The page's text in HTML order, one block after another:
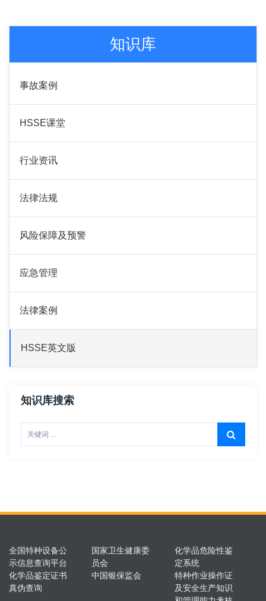
知识库
事故案例
HSSE课堂
行业资讯
法律法规
风险保障及预警
应急管理
法律案例
HSSE英文版
知识库搜索
全国特种设备公
示信息查询平台
国家卫生健康委
员会
化学品危险性鉴
定系统
化学品鉴定证书
真伪查询
中国银保监会
特种作业操作证
及安全生产知识